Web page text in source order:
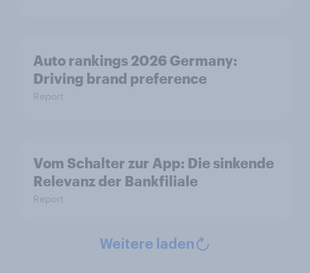
Auto rankings 2026 Germany:
Driving brand preference
Report
Vom Schalter zur App: Die sinkende
Relevanz der Bankfiliale
Report
Weitere laden